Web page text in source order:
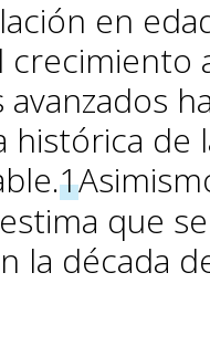
en
avanzados
histórica de
1
que
la década